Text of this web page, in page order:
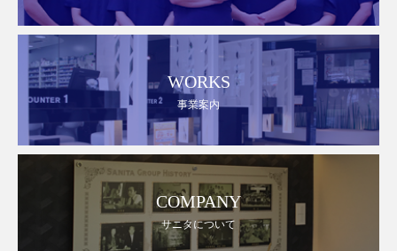
WORKS
事業案内
COMPANY
サニタについて